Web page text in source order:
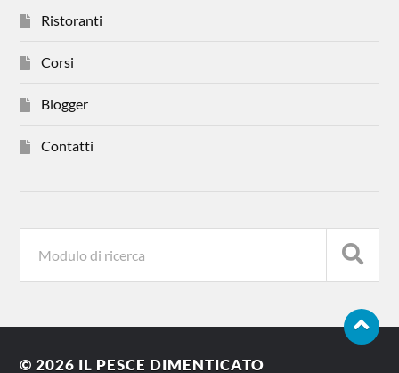
Ristoranti
Corsi
Blogger
Contatti
© 2026 IL PESCE DIMENTICATO